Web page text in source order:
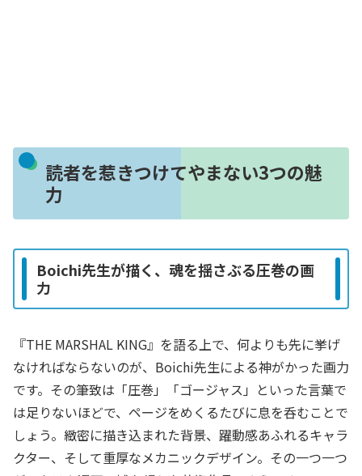
読者を惹きつけてやまない3つの魅
力
Boichi先生が描く、魂を揺さぶる圧巻の画
力
『THE MARSHAL KING』を語る上で、何よりも先に挙げ
なければならないのが、Boichi先生による神がかった画力
です。その筆致は「圧巻」「ゴージャス」といった言葉で
は足りないほどで、ページをめくるたびに息を呑むことで
しょう。緻密に描き込まれた背景、躍動感あふれるキャラ
クター、そして重厚なメカニックデザイン。その一つ一つ